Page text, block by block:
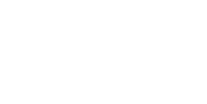
SC